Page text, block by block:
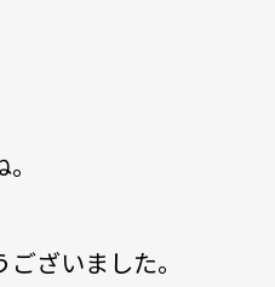
ざいました。